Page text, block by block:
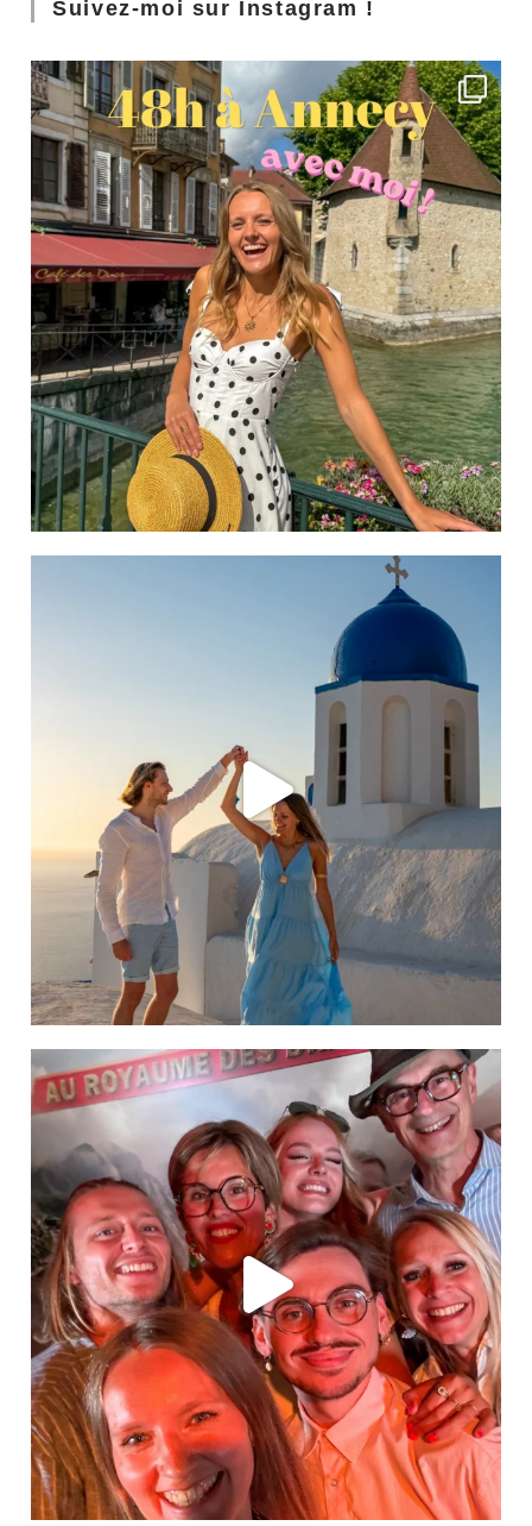
Suivez-moi sur Instagram !